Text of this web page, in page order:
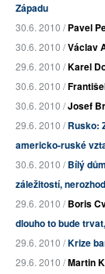
Západu
30.6. 2010 /Pavel
30.6. 2010 /Václav
29.6. 2010 /Karel
30.6. 2010 /
30.6. 2010 /Josef
29.6. 2010 /Rusko:
americko-ruské
30.6. 2010 /Bílý
záležitostí,
29.6. 2010 /Boris
dlouho to bude
29.6. 2010 /Krize
29.6. 2010 /Martin